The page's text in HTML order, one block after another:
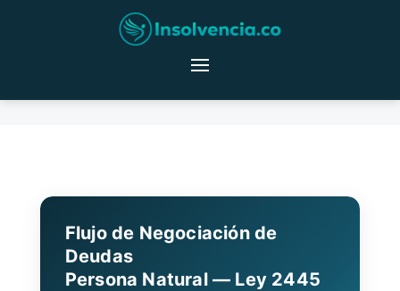
Flujo de Negociación de
Deudas
Persona Natural — Ley 2445